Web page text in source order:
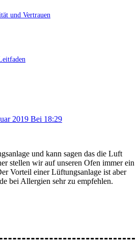
und Vertrauen
2019 Bei 18:29
und kann sagen das die Luft
stellen wir auf unseren Ofen immer ein
Vorteil einer Lüftungsanlage ist aber
bei Allergien sehr zu empfehlen.